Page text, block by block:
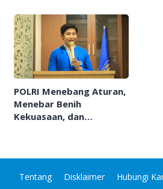
POLRI Menebang Aturan,
Menebar Benih
Kekuasaan, dan
Tentang Disklaimer Hubungi